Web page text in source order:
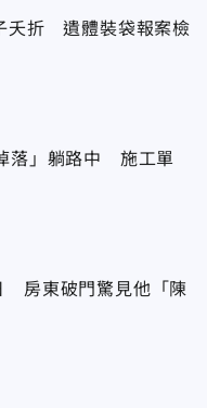
夭折 遺體裝袋報案檢
落」躺路中 施工單
房東破門驚見他「陳